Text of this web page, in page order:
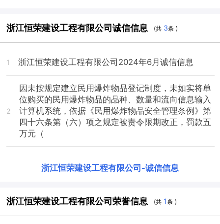
浙江恒荣建设工程有限公司诚信信息 (共 3条 )
1 浙江恒荣建设工程有限公司2024年6月诚信信息
2
因未按规定建立民用爆炸物品登记制度，未如实将单
位购买的民用爆炸物品的品种、数量和流向信息输入
计算机系统，依据《民用爆炸物品安全管理条例》第
四十六条第（六）项之规定被责令限期改正，罚款五
万元（
浙江恒荣建设工程有限公司 -诚信信息
浙江恒荣建设工程有限公司荣誉信息 (共 1条 )